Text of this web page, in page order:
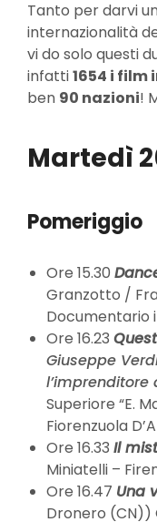
Tanto per darvi
internazionalità
vi do solo questi
infatti1654 i film
ben 90 nazioni!
Martedì
Pomeriggio
Ore 15.30
Granzotto /
Documentario
Ore 16.23
Giuseppe
l’imprenditore
Superiore “E.
Fiorenzuola
Ore 16.33 Il
Miniatelli –
Ore 16.47 Una
Dronero